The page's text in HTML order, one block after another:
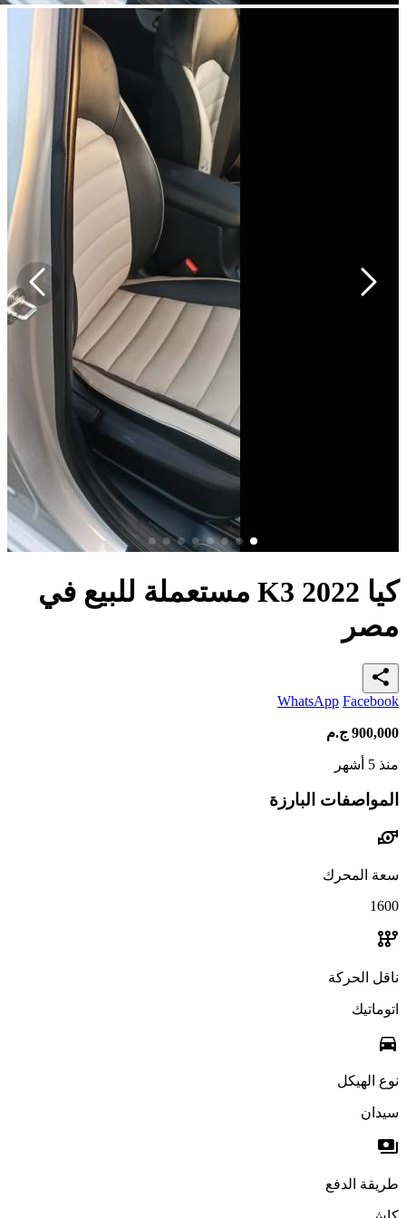
كيا K3 2022 مستعملة للبيع في
مصر
share
WhatsApp Facebook
900,000 ج.م
منذ 5 أشهر
المواصفات البارزة
water_pump
سعة المحرك
1600
auto_transmission
ناقل الحركة
اتوماتيك
directions_car
نوع الهيكل
سيدان
payments
طريقة الدفع